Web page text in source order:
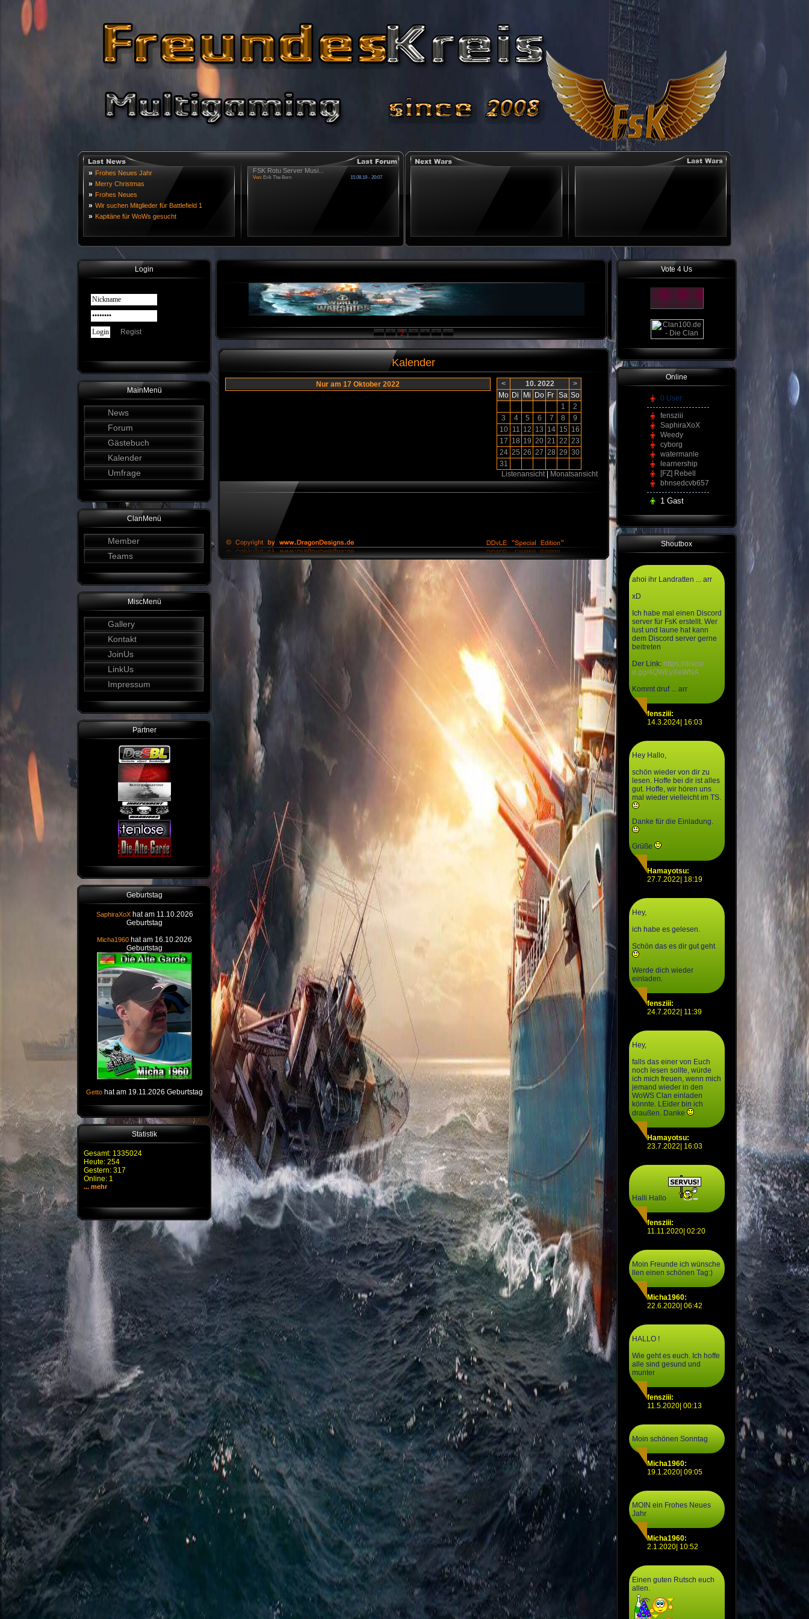
» Frohes Neues Jahr
» Merry Christmas
» Frohes Neues
» Wir suchen Mitglieder für Battlefield 1
» Kapitäne für WoWs gesucht
FSK Rotu Server Musi...
Von: Erik The Born 15.08.19 - 20:07
Login
Regist
MainMenü
News
Forum
Gästebuch
Kalender
Umfrage
ClanMenü
Member
Teams
MiscMenü
Gallery
Kontakt
JoinUs
LinkUs
Impressum
Partner
Geburtstag
SaphiraXoXhat am 11.10.2026
Geburtstag
Micha1960 hat am 16.10.2026
Geburtstag
Getto hat am 19.11.2026 Geburtstag
Statistik
Gesamt: 1335024
Heute: 254
Gestern: 317
Online: 1
... mehr
< 1 2 3 4 5 >
Kalender
Nur am 17 Oktober 2022 < 10. 2022
>
Mo Di Mi Do Fr Sa So
1
2
3
4 5 6 7 8
9
10
11 12 13 14 15 16
17 18 19 20 21 22 23
24 25 26 27 28 29 30
31
Listenansicht| Monatsansicht
Vote 4 Us
Online
0 User
fensziii
SaphiraXoX
Weedy
cyborg
watermanle
learnership
[FZ] Rebell
bhnsedcvb657
1 Gast
Shoutbox
ahoi ihr Landratten ... arr
xD
Ich habe mal einen Discord
server für FsK erstellt. Wer
lust und laune hat kann
dem Discord server gerne
beitreten
Der Link: https://discor
d.gg/4QWEyXeWNA
Kommt druf ... arr
fensziii:
14.3.2024| 16:03
Hey Hallo,
schön wieder von dir zu
lesen. Hoffe bei dir ist alles
gut. Hoffe, wir hören uns
mal wieder vielleicht im TS.
Danke für die Einladung.
Grüße
Hamayotsu:
27.7.2022| 18:19
Hey,
ich habe es gelesen.
Schön das es dir gut geht
Werde dich wieder
einladen.
fensziii:
24.7.2022| 11:39
Hey,
falls das einer von Euch
noch lesen sollte, würde
ich mich freuen, wenn mich
jemand wieder in den
WoWS Clan einladen
könnte. LEider bin ich
draußen. Danke
Hamayotsu:
23.7.2022| 16:03
Halli Hallo
fensziii:
11.11.2020| 02:20
Moin Freunde ich wünsche
llen einen schönen Tag:)
Micha1960:
22.6.2020| 06:42
HALLO !
Wie geht es euch. Ich hoffe
alle sind gesund und
munter
fensziii:
11.5.2020| 00:13
Moin schönen Sonntag
Micha1960:
19.1.2020| 09:05
MOIN ein Frohes Neues
Jahr
Micha1960:
2.1.2020| 10:52
Einen guten Rutsch euch
allen.